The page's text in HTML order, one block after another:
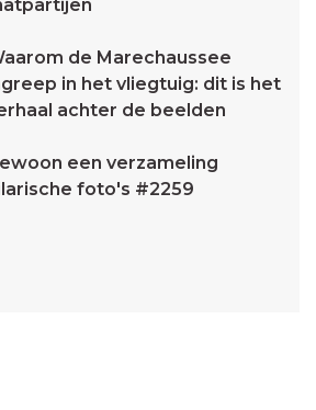
de Marechaussee
in het vliegtuig: dit is het
achter de beelden
een verzameling
foto's #2259